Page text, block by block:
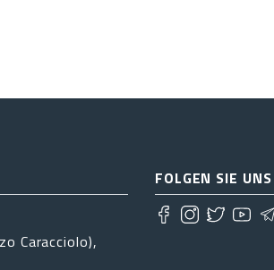
Caracciolo),
FOLGEN SIE UNS